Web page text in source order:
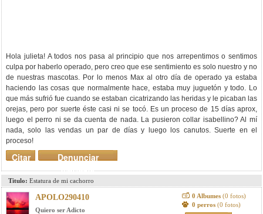
Hola julieta! A todos nos pasa al principio que nos arrepentimos o sentimos
culpa por haberlo operado, pero creo que ese sentimiento es solo nuestro y no
de nuestras mascotas. Por lo menos Max al otro día de operado ya estaba
haciendo las cosas que normalmente hace, estaba muy juguetón y todo. Lo
que más sufrió fue cuando se estaban cicatrizando las heridas y le picaban las
orejas, pero por suerte éste casi ni se tocó. Es un proceso de 15 días aprox,
luego el perro ni se da cuenta de nada. La pusieron collar isabellino? Al mí
nada, solo las vendas un par de días y luego los canutos. Suerte en el
proceso!
Denunciar
mensaje
Citar
Titulo: Estatura de mi cachorro
APOLO290410
Quiero ser Adicto
0 Albumes (0 fotos)
0 perros (0 fotos)